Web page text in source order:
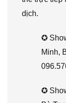
dịch.
✪
Minh,
✪